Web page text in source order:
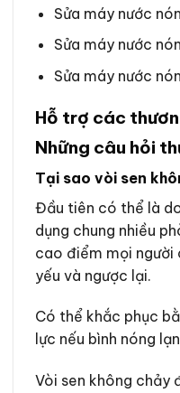
Sửa máy nước
Sửa máy nước
Sửa máy nước
Hỗ trợ các
Những câu hỏi
Tại sao vòi sen
Đầu tiên có thể là
dụng chung nhiều
cao điểm mọi người
yếu và ngược lại.
Có thể khắc phục
lực nếu bình nóng
Vòi sen không chảy